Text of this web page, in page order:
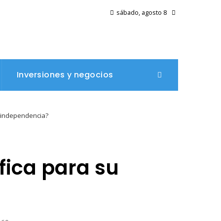
sábado, agosto 8
Inversiones y negocios
para su